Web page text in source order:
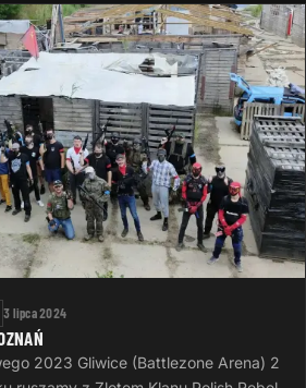
3 lipca 2024
2023 Gliwice (Battlezone Arena) 2